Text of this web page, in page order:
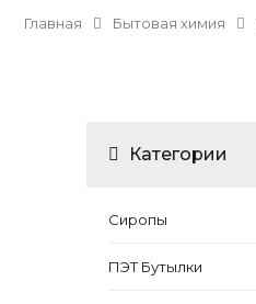
Главная Бытовая химия
Категории
Сиропы
ПЭТ Бутылки